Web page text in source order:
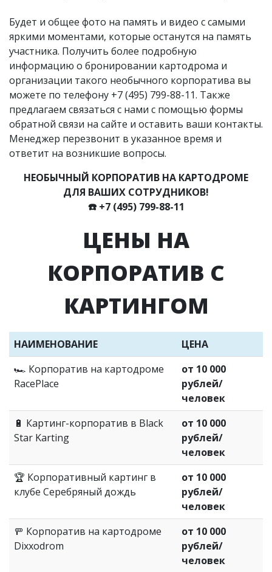
Будет и общее фото на память и видео с самыми
яркими моментами, которые останутся на память
участника. Получить более подробную
информацию о бронировании картодрома и
организации такого необычного корпоратива вы
можете по телефону +7 (495) 799-88-11. Также
предлагаем связаться с нами с помощью формы
обратной связи на сайте и оставить ваши контакты.
Менеджер перезвонит в указанное время и
ответит на возникшие вопросы.
НЕОБЫЧНЫЙ КОРПОРАТИВ НА КАРТОДРОМЕ
ДЛЯ ВАШИХ СОТРУДНИКОВ!
☎️ +7 (495) 799-88-11
ЦЕНЫ НА
КОРПОРАТИВ С
КАРТИНГОМ
НАИМЕНОВАНИЕ
ЦЕНА
🏎️ Корпоратив на картодроме
RacePlace
от 10 000
рублей/
человек
🔋 Картинг-корпоратив в Black
Star Karting
от 10 000
рублей/
человек
🏆 Корпоративный картинг в
клубе Серебряный дождь
от 10 000
рублей/
человек
🚥 Корпоратив на картодроме
Dixxodrom
от 10 000
рублей/
человек